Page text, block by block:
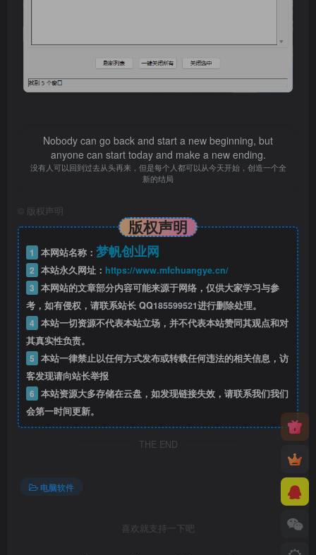
Nobody can go back and start a new beginning, but
anyone can start today and make a new ending.
没有人可以回到过去从头再来，但是每个人都可以从今天开始，创造一个全
新的结局
© 版权声明
版权声明
1 本网站名称： 梦帆创业网
2 本站永久网址： https://www.mfchuangye.cn/
3 本网站的文章部分内容可能来源于网络，仅供大家学习与参
考，如有侵权，请联系站长 QQ185599521进行删除处理。
4 本站一切资源不代表本站立场，并不代表本站赞同其观点和对
其真实性负责。
5 本站一律禁止以任何方式发布或转载任何违法的相关信息，访
客发现请向站长举报
6 本站资源大多存储在云盘，如发现链接失效，请联系我们我们
会第一时间更新。
THE END
电脑软件
喜欢就支持一下吧